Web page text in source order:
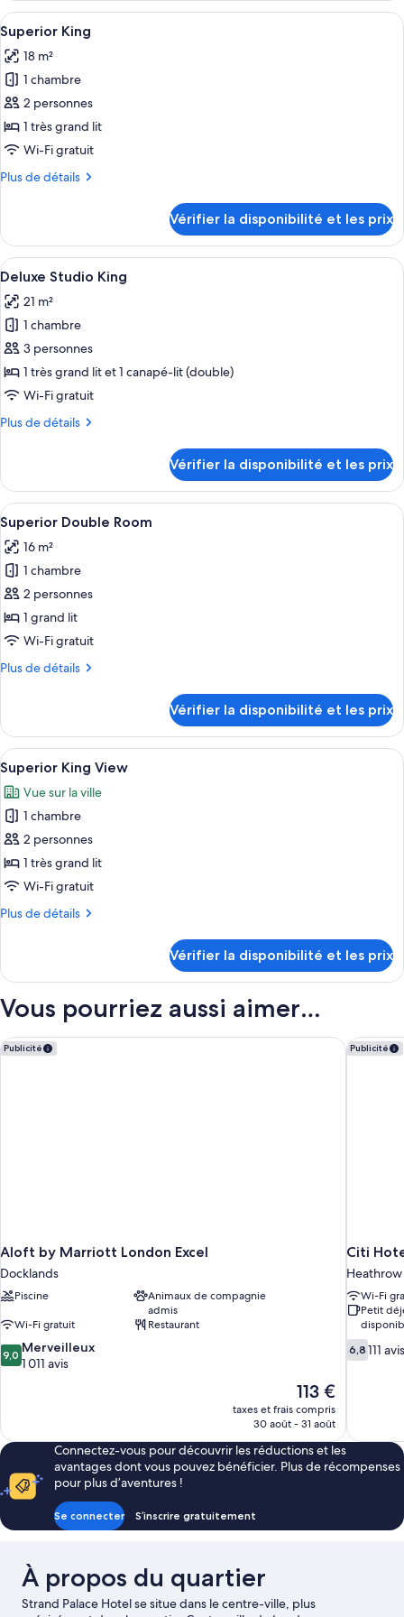
type
de
chambre
Superior
Twin
Afficher
toutes
les
photos
pour
ce
type
chambre :
Une chambre d’hôtel moderne
4
Superior King
18 m²
1 chambre
2 personnes
1 très grand lit
Wi-Fi gratuit
Plus de détails
Plus
le
type
de
Superior
King
Vérifier la disponibilité et les prix
Afficher
toutes
les
photos
pour
ce
type
chambre :
King
Une chambre d’hôtel avec un grand
5
Deluxe Studio King
21 m²
1 chambre
3 personnes
1 très grand lit et 1 canapé-lit (double)
Wi-Fi gratuit
Plus de détails
Plus
le
type
de
chambre
Deluxe
Studio
King
Vérifier la disponibilité et les prix
Afficher
toutes
les
photos
pour
ce
type
chambre :
Room
Une chambre d’hôtel avec un
5
Superior Double Room
16 m²
1 chambre
2 personnes
1 grand lit
Wi-Fi gratuit
Plus de détails
Plus
le
type
de
chambre
Superior
Double
Room
Vérifier la disponibilité et les prix
Afficher
toutes
les
photos
pour
ce
type
chambre :
View
Une chambre d’hôtel avec un
5
Superior King View
Vue sur la ville
1 chambre
2 personnes
1 très grand lit
Wi-Fi gratuit
Plus de détails
Plus
le
de
Superior
King
Vérifier la disponibilité et les prix
Vous pourriez aussi aimer…
Publicité
Aloft by Marriott London Excel
Docklands
Piscine
Animaux de compagnie
admis
Wi-Fi gratuit
Restaurant
9.0
sur
9,0 Merveilleux
1 011 avis
Le
nouveau
prix
de
113 €
113 €
taxes et frais compris
30 août - 31 août
Aloft by Marriott London Excel Publicité
Citi
Wi-Fi
Petit
6.8
sur
6,8 111 avis
Citi
Connectez-vous pour découvrir les réductions et les
avantages dont vous pouvez bénéficier. Plus de récompenses
pour plus d’aventures !
Se connecter S’inscrire gratuitement
À propos du quartier
Strand Palace Hotel se situe dans le centre-ville, plus